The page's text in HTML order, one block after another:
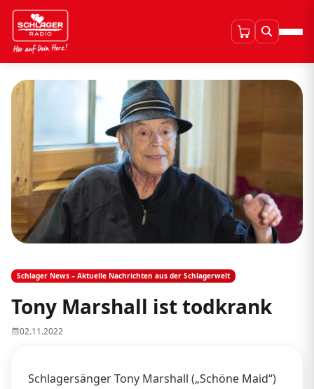
Schlager News – Aktuelle Nachrichten aus der Schlagerwelt
Tony Marshall ist todkrank
02.11.2022
Schlagersänger Tony Marshall („Schöne Maid“)